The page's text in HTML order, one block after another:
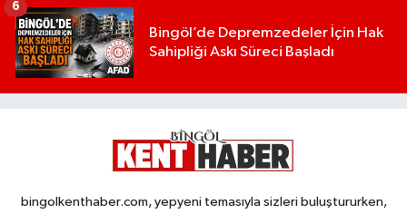
Bingöl’de Depremzedeler İçin Hak
Sahipliği Askı Süreci Başladı
6
bingolkenthaber.com, yepyeni temasıyla sizleri buluştururken,